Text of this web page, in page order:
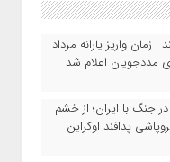
| زمان واریز یارانه مرداد
جنگ با ایران؛ از خشم
پدافند اوکراین